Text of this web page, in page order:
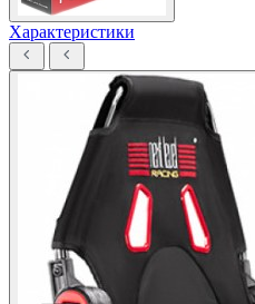
Характеристики